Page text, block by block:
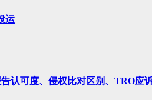
运
认可度、侵权比对区别、TRO应